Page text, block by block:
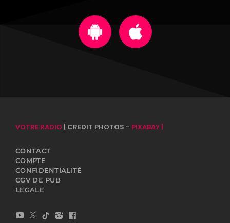
VOTRE RADIO | CREDIT PHOTOS - PIXABAY |
CONTACT
COMPTE
CONFIDENTIALITÉ
CGV DE PUB
LEGALE